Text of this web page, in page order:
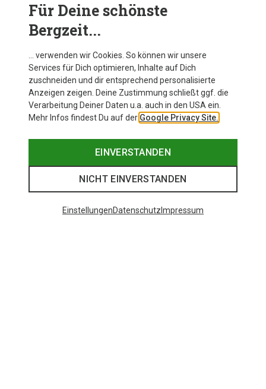
Zur Produktseite
Für Deine schönste
Bergzeit...
… verwenden wir Cookies. So können wir unsere
Services für Dich optimieren, Inhalte auf Dich
zuschneiden und dir entsprechend personalisierte
Anzeigen zeigen. Deine Zustimmung schließt ggf. die
Verarbeitung Deiner Daten u.a. auch in den USA ein.
Mehr Infos findest Du auf der Google Privacy Site.
EINVERSTANDEN
NICHT EINVERSTANDEN
EinstellungenDatenschutz Impressum